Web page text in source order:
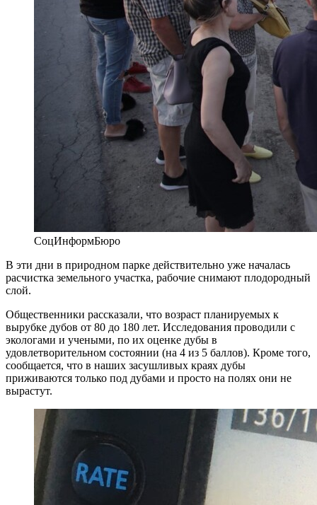
СоцИнформБюро
В эти дни в природном парке действительно уже началась
расчистка земельного участка, рабочие снимают плодородный
слой.
Общественники рассказали, что возраст планируемых к
вырубке дубов от 80 до 180 лет. Исследования проводили с
экологами и учеными, по их оценке дубы в
удовлетворительном состоянии (на 4 из 5 баллов). Кроме того,
сообщается, что в наших засушливых краях дубы
приживаются только под дубами и просто на полях они не
вырастут.